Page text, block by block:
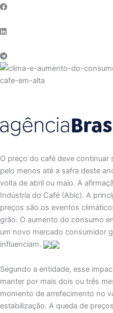
O preço do café deve
pelo menos até a safra deste
volta de abril ou maio. A
Indústria do Café (Abic). A
preços são os eventos
grão. O aumento do consumo
um novo mercado consumidor
influenciam.
Segundo a entidade, esse
manter por mais dois ou três
momento de arrefecimento no
estabilização. A queda de